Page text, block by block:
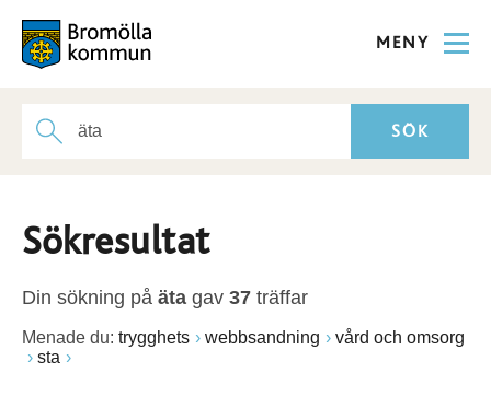
MENY
Sökresultat
Din sökning på äta gav 37 träffar
Menade du: trygghets webbsandning
vård och omsorg
sta